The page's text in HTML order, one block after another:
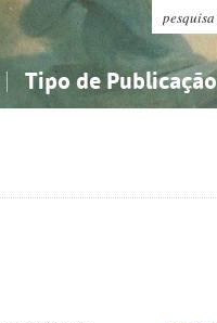
Tipo de Publicação